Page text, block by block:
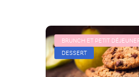
BRUNCH ET PETIT
DESSERT